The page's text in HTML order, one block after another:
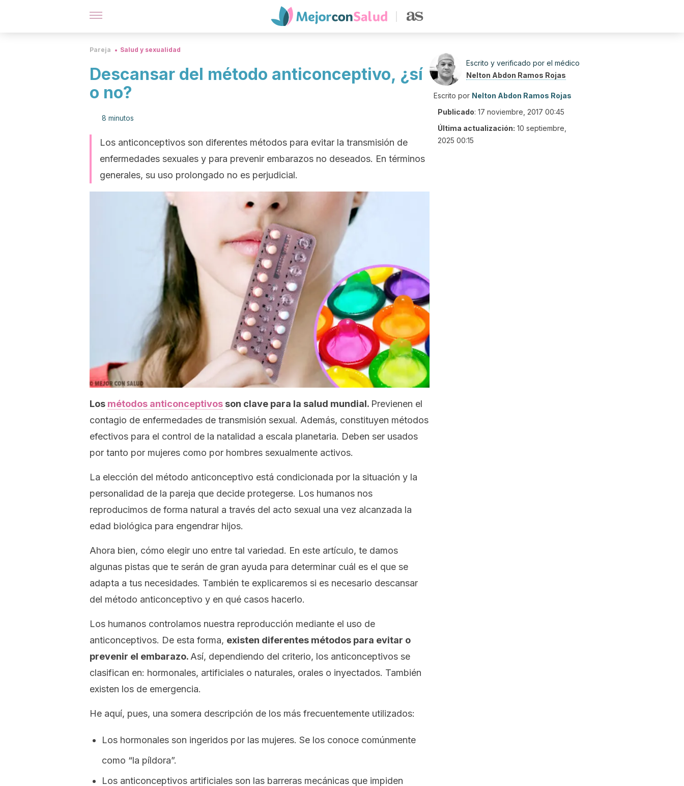
Pareja Salud y sexualidad
Descansar del método anticonceptivo, ¿sí
o no?
8 minutos
Los anticonceptivos son diferentes métodos para evitar la transmisión de
enfermedades sexuales y para prevenir embarazos no deseados. En términos
generales, su uso prolongado no es perjudicial.
Los métodos anticonceptivos son clave para la salud mundial. Previenen el
contagio de enfermedades de transmisión sexual. Además, constituyen métodos
efectivos para el control de la natalidad a escala planetaria. Deben ser usados
por tanto por mujeres como por hombres sexualmente activos.
La elección del método anticonceptivo está condicionada por la situación y la
personalidad de la pareja que decide protegerse. Los humanos nos
reproducimos de forma natural a través del acto sexual una vez alcanzada la
edad biológica para engendrar hijos.
Ahora bien, cómo elegir uno entre tal variedad. En este artículo, te damos
algunas pistas que te serán de gran ayuda para determinar cuál es el que se
adapta a tus necesidades. También te explicaremos si es necesario descansar
del método anticonceptivo y en qué casos hacerlo.
Los humanos controlamos nuestra reproducción mediante el uso de
anticonceptivos. De esta forma, existen diferentes métodos para evitar o
prevenir el embarazo. Así, dependiendo del criterio, los anticonceptivos se
clasifican en: hormonales, artificiales o naturales, orales o inyectados. También
existen los de emergencia.
He aquí, pues, una somera descripción de los más frecuentemente utilizados:
Los hormonales son ingeridos por las mujeres. Se los conoce comúnmente
como “la píldora”.
Los anticonceptivos artificiales son las barreras mecánicas que impiden
Escrito y verificado por el médico
Nelton Abdon Ramos Rojas
Escrito por Nelton Abdon Ramos Rojas
Publicado: 17 noviembre, 2017 00:45
Última actualización: 10 septiembre,
2025 00:15